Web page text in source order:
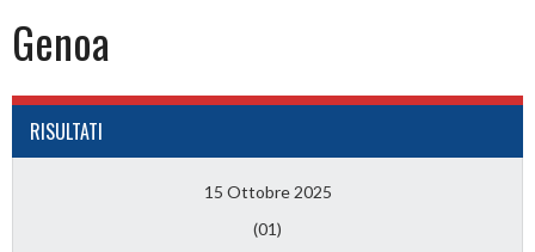
Genoa
RISULTATI
15 Ottobre 2025
(01)